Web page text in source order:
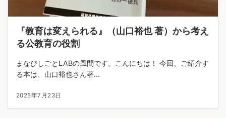
『教育は変えられる』（山口裕也 著）から考え
る公教育の役割
まなびしごとLABの風間です。こんにちは！ 今回、ご紹介す
る本は、山口裕也さん著...
2025年7月23日